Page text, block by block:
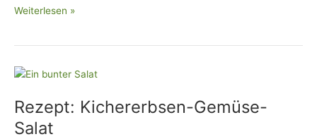
Weiterlesen »
Rezept: Kichererbsen-Gemüse-
Salat
Rezept:
Gemüse-
Salat